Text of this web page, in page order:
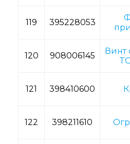
119 395228053
120 908006145
Винт
121 398410600
122 398211610